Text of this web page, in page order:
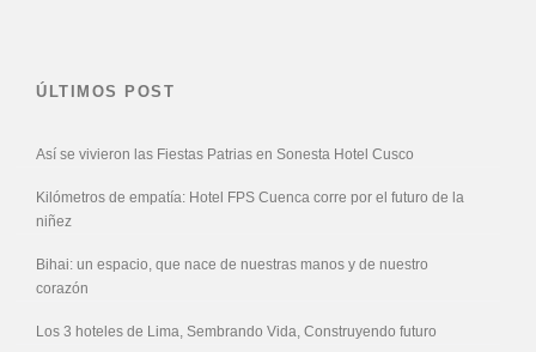
ÚLTIMOS POST
Así se vivieron las Fiestas Patrias en Sonesta Hotel Cusco
Kilómetros de empatía: Hotel FPS Cuenca corre por el futuro de la
niñez
Bihai: un espacio, que nace de nuestras manos y de nuestro
corazón
Los 3 hoteles de Lima, Sembrando Vida, Construyendo futuro